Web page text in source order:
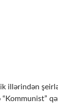
illərindən